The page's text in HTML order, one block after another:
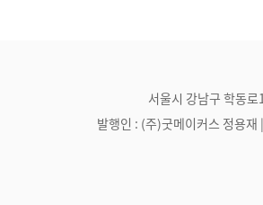
서울시 강남구 학동
발행인 : (주)굿메이커스 정용